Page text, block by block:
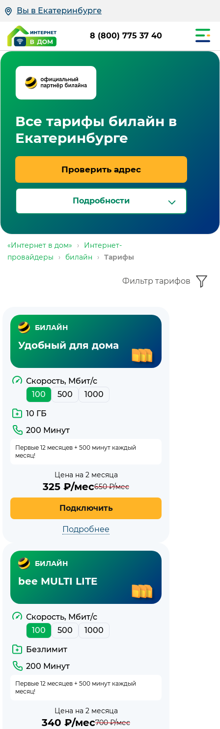
Вы в Екатеринбурге
8 (800) 775 37 40
Все тарифы билайн в
Екатеринбурге
Проверить адрес
Подробности
«Интернет в дом» ›
Интернет-
провайдеры
› билайн › Тарифы
Фильтр тарифов
БИЛАЙН
Удобный для дома
Скорость, Мбит/с
100
500 1000
10 ГБ
200 Минут
Первые 12 месяцев + 500 минут каждый
месяц!
Цена на 2 месяца
325 ₽/мес650₽/мес
Подключить
Подробнее
БИЛАЙН
bee MULTI LITE
Скорость, Мбит/с
100
500 1000
Безлимит
200 Минут
Первые 12 месяцев + 500 минут каждый
месяц!
Цена на 2 месяца
340 ₽/мес700₽/мес